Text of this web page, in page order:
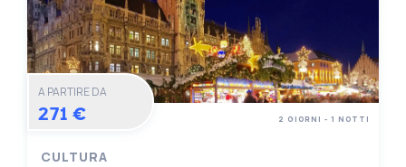
A PARTIRE DA
271 €
CULTURA
2 GIORNI - 1 NOTTI